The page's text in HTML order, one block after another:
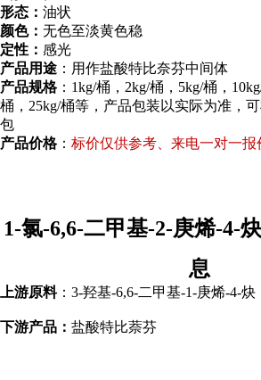
形态： 油状
颜色： 无色至淡黄色稳
定性： 感光
产品用途 ：用作盐酸特比奈芬中间体
产品规格：1kg/桶，2kg/桶，5kg/桶，
桶，25kg/桶等，产品包装以实际为准，
包
产品价格： 标价仅供参考、来电一对一报
1-氯-6,6-二甲基-2-庚烯-4-
息
上游原料：3-羟基-6,6-二甲基-1-庚烯-4-
下游产品： 盐酸特比萘芬